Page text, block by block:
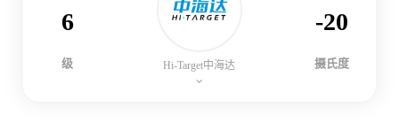
Hi-Target中海达
6
级
-20
摄氏度